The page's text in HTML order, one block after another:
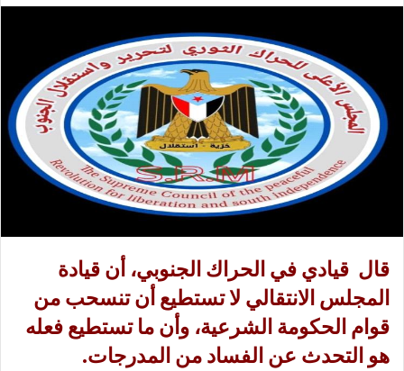
ل
ى
X
ر
ي
د
ا
إ
ل
ك
ت
ر
و
ا
قال قيادي في الحراك الجنوبي، أن قيادة
المجلس الانتقالي لا تستطيع أن تنسحب من
قوام الحكومة الشرعية، وأن ما تستطيع فعله
هو التحدث عن الفساد من المدرجات.